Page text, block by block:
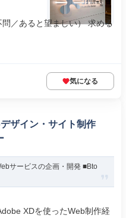
／あると望ましい） 求める
気になる
ザイン・サイト制作
サービスの企画・開発 ■Bto
XDを使ったWeb制作経